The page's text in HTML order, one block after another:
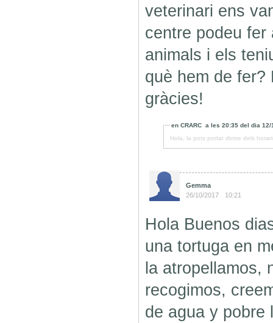
veterinari ens
centre podeu fer
animals i els
què hem de fer?
gràcies!
enCRARC a les20:35 del dia12/
Hola, la pots portar dintre dels
Gemma
26/10/2017
10:21
Hola Buenos
una tortuga en
la atropellamos,
recogimos,
de agua y pobre